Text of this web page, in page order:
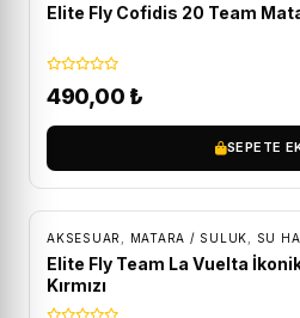
Elite Fly Cofidis 20 Team
490,00 ₺
SEPETE
AKSESUAR MATARA / SULUK SU
Elite Fly Team La Vuelta
Kırmızı